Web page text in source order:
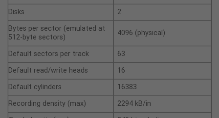
Disks
2
Bytes per sector (emulated at
512-byte sectors)
4096 (physical)
Default sectors per track
63
Default read/write heads
16
Default cylinders
16383
Recording density (max)
2294 kB/in